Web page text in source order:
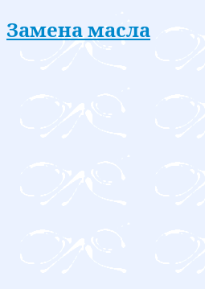
Замена масла